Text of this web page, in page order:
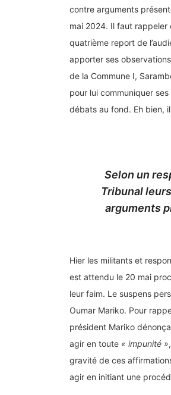
contre arguments
mai 2024. Il faut rappeler
quatrième report de
apporter ses
de la Commune I,
pour lui communiquer
débats au fond. Eh bien,
Selon un
Tribunal
arguments
Hier les militants et
est attendu le 20 mai
leur faim. Le suspens
Oumar Mariko. Pour
président Mariko
agir en toute « impunité »
gravité de ces
agir en initiant une